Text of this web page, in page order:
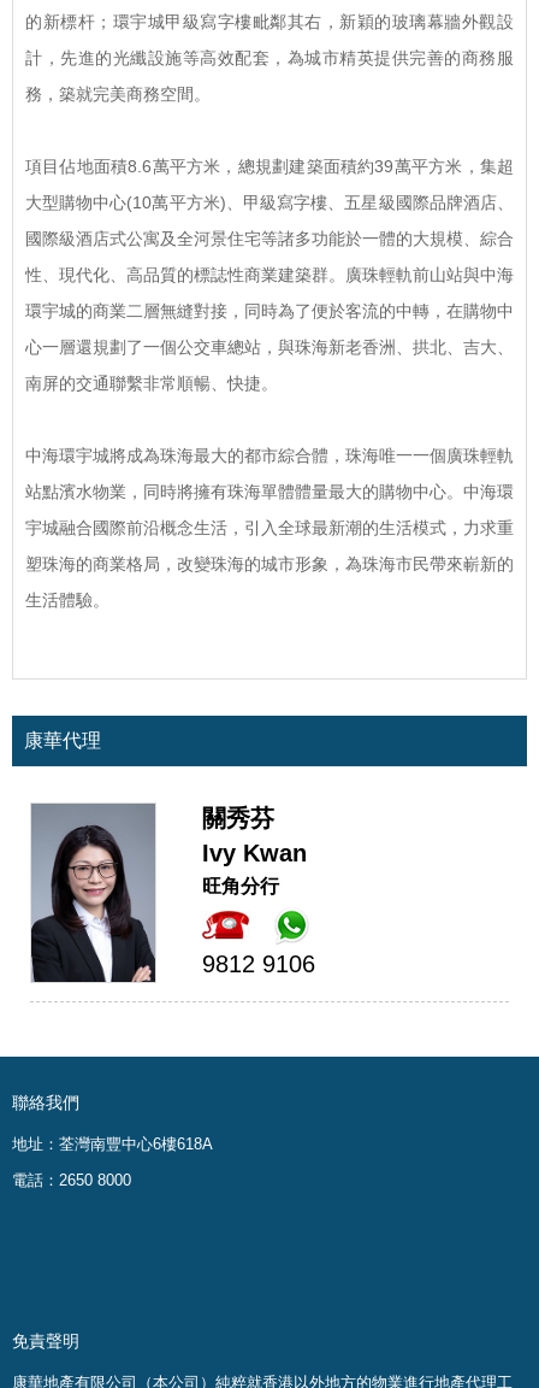
的新標杆；環宇城甲級寫字樓毗鄰其右，新穎的玻璃幕牆外觀設
計，先進的光纖設施等高效配套，為城市精英提供完善的商務服
務，築就完美商務空間。
項目佔地面積8.6萬平方米，總規劃建築面積約39萬平方米，集超
大型購物中心(10萬平方米)、甲級寫字樓、五星級國際品牌酒店、
國際級酒店式公寓及全河景住宅等諸多功能於一體的大規模、綜合
性、現代化、高品質的標誌性商業建築群。廣珠輕軌前山站與中海
環宇城的商業二層無縫對接，同時為了便於客流的中轉，在購物中
心一層還規劃了一個公交車總站，與珠海新老香洲、拱北、吉大、
南屏的交通聯繫非常順暢、快捷。
中海環宇城將成為珠海最大的都市綜合體，珠海唯一一個廣珠輕軌
站點濱水物業，同時將擁有珠海單體體量最大的購物中心。中海環
宇城融合國際前沿概念生活，引入全球最新潮的生活模式，力求重
塑珠海的商業格局，改變珠海的城市形象，為珠海市民帶來嶄新的
生活體驗。
康華代理
關秀芬
Ivy Kwan
旺角分行
9812 9106
聯絡我們
地址：荃灣南豐中心6樓618A
電話：2650 8000
免責聲明
康華地產有限公司（本公司）純粹就香港以外地方的物業進行地產代理工